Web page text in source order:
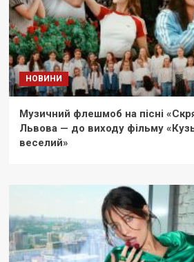
НОВИНИ
Музичний флешмоб на пісні
Львова — до виходу фільму
веселий»